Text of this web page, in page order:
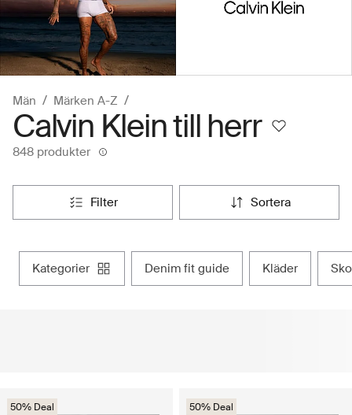
Män Märken A-Z
Calvin Klein till herr
848 produkter
filter sortera
kategorier denim fit guide kläder
50% Deal 50% Deal